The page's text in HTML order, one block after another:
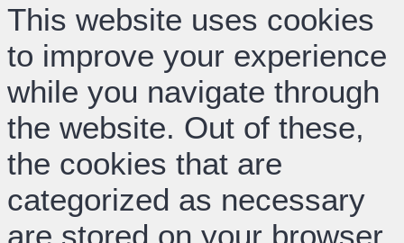
This website uses cookies
to improve your experience
while you navigate through
the website. Out of these,
the cookies that are
categorized as necessary
are stored on your browser